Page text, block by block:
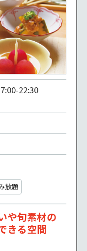
22:30
放題
や旬素材の
きる空間